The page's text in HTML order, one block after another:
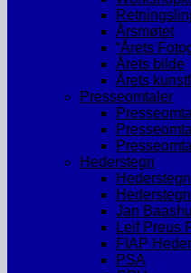
Årsmøtet
“Årets
Årets bilde
Årets
Presseomtaler
Hederstegn
Jan
Leif Preus
FIAP
PSA